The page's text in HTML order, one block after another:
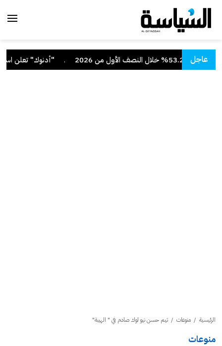
عاجل
الأول من 2026 "أدنوك" تعلن
الرئيسية / منوعات / تيم حسن نيو لوك صادم في " الهيبة"
منوعات